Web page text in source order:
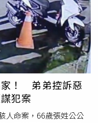
家！ 弟弟控訴惡
犯案
人命案，66歲張姓公公